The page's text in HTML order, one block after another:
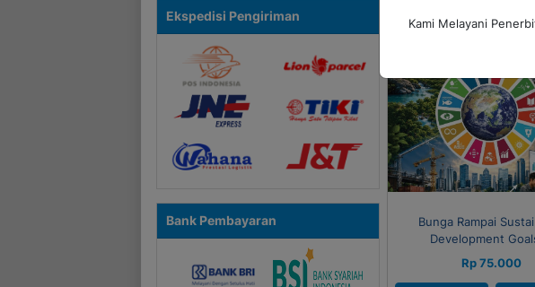
Bunga Rampai
Development
Rp 75.000
Ekspedisi Pengiriman
Bank Pembayaran
Kami Melayani